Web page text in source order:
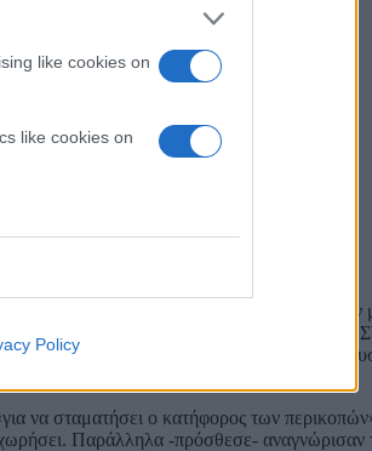
like cookies on
like cookies on
Policy
με το σύνολο των οφειλών που εκκρεμούν
από όταν ανέλαβε την κυβέρνηση ο
τέσσερα χρόνια μετά, η κατάσταση έχει
να σταματήσει ο κατήφορος των
Παράλληλα -πρόσθεσε- αναγνώρισαν